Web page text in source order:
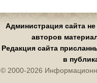
Администрация сайта
авторов
Редакция сайта
в
© 2000-2026